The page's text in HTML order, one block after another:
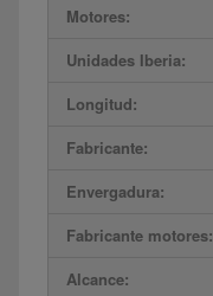
Motores:
Unidades Iberia:
Longitud:
Fabricante:
Envergadura:
Fabricante motores:
Alcance: